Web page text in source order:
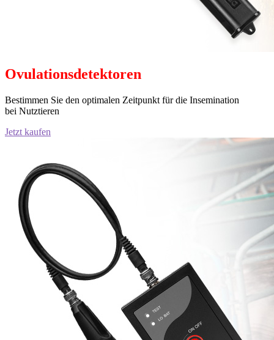
Ovulationsdetektoren
Bestimmen Sie den optimalen Zeitpunkt für die Insemination
bei Nutztieren
Jetzt kaufen